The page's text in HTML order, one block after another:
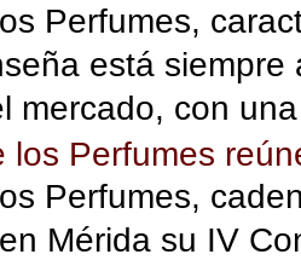
Perfumes,
está
mercado, con
los Perfumes
Perfumes,
Mérida su IV